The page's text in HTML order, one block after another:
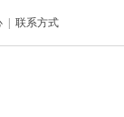
联系方式